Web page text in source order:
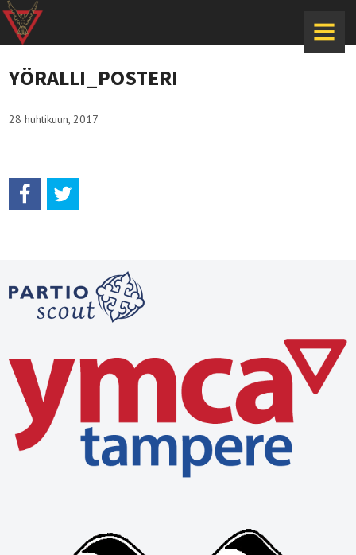
MENU
YÖRALLI_POSTERI
28 huhtikuun, 2017